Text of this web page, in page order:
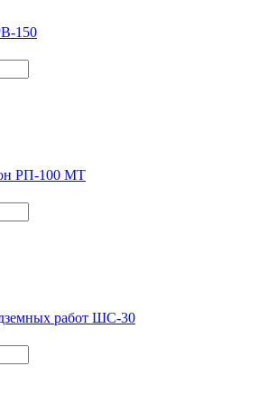
150
РП-100 МТ
работ ШС-30